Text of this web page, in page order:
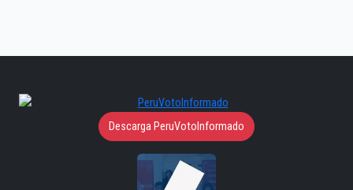
Descarga PeruVotoInformado